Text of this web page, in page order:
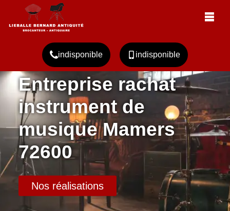
indisponible indisponible
Entreprise rachat
instrument de
musique Mamers
72600
Nos réalisations